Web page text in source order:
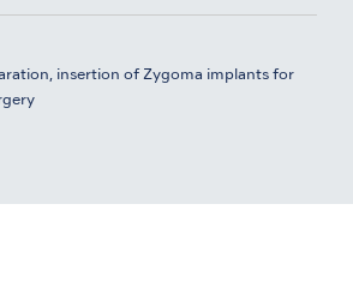
insertion of Zygoma implants for